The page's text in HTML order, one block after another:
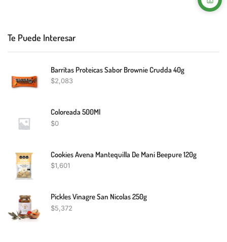
Te Puede Interesar
Barritas Proteicas Sabor Brownie Crudda 40g
$2,083
Coloreada 500Ml
$0
Cookies Avena Mantequilla De Mani Beepure 120g
$1,601
Pickles Vinagre San Nicolas 250g
$5,372